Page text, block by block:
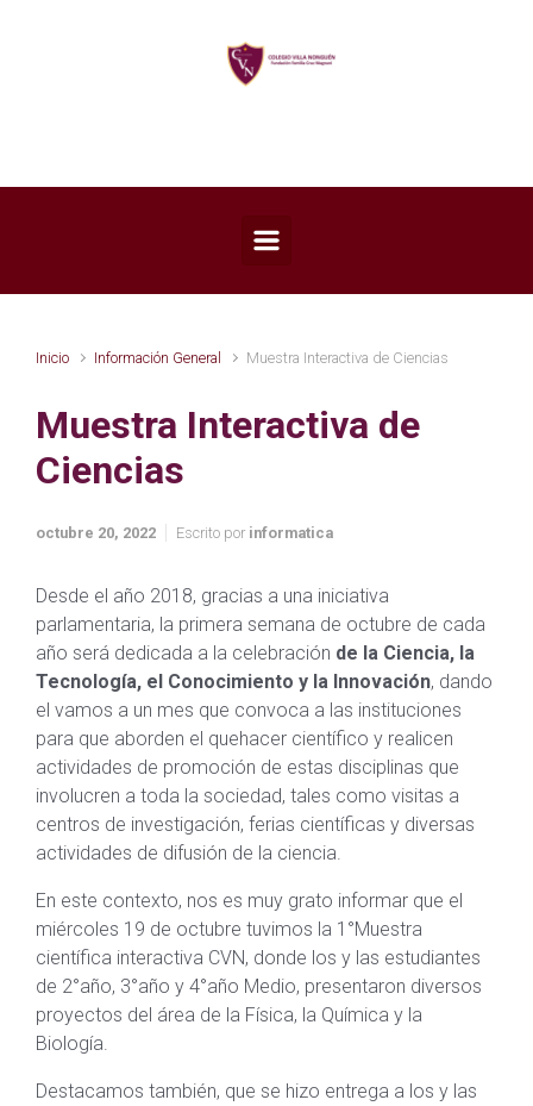
Inicio Información General Muestra Interactiva de Ciencias
Muestra Interactiva de
Ciencias
octubre 20, 2022 Escrito por informatica
Desde el año 2018, gracias a una iniciativa
parlamentaria, la primera semana de octubre de cada
año será dedicada a la celebración de la Ciencia, la
Tecnología, el Conocimiento y la Innovación, dando
el vamos a un mes que convoca a las instituciones
para que aborden el quehacer científico y realicen
actividades de promoción de estas disciplinas que
involucren a toda la sociedad, tales como visitas a
centros de investigación, ferias científicas y diversas
actividades de difusión de la ciencia.
En este contexto, nos es muy grato informar que el
miércoles 19 de octubre tuvimos la 1°Muestra
científica interactiva CVN, donde los y las estudiantes
de 2°año, 3°año y 4°año Medio, presentaron diversos
proyectos del área de la Física, la Química y la
Biología.
Destacamos también, que se hizo entrega a los y las